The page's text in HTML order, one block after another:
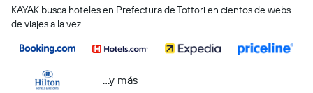
KAYAK busca hoteles en Prefectura de Tottori en cientos de webs
de viajes a la vez
...y más